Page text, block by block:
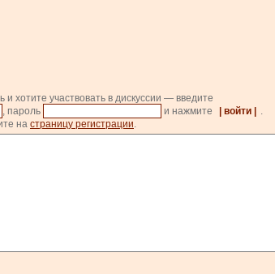
хотите участвовать в дискуссии — введите
, пароль и нажмите | войти |
.
на страницу регистрации.